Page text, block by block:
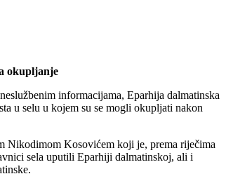
okupljanje
informacijama, Eparhija dalmatinska
u selu u kojem su se mogli okupljati nakon
Nikodimom Kosovićem koji je, prema riječima
sela uputili Eparhiji dalmatinskoj, ali i